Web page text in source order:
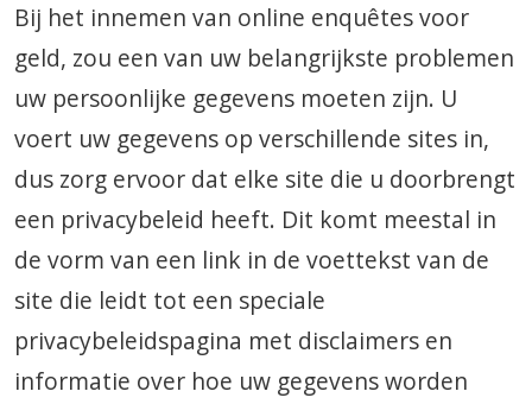
Bij het innemen van online enquêtes voor
geld, zou een van uw belangrijkste problemen
uw persoonlijke gegevens moeten zijn. U
voert uw gegevens op verschillende sites in,
dus zorg ervoor dat elke site die u doorbrengt
een privacybeleid heeft. Dit komt meestal in
de vorm van een link in de voettekst van de
site die leidt tot een speciale
privacybeleidspagina met disclaimers en
informatie over hoe uw gegevens worden